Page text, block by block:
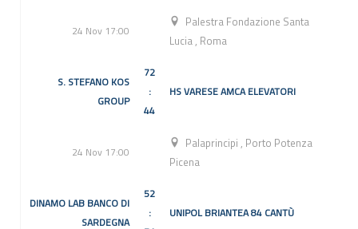
24 Nov 17:00
Palestra Fondazione Santa
Lucia, Roma
S. STEFANO KOS
GROUP
72
:
44
HS VARESE AMCA ELEVATORI
24 Nov 17:00
Palaprincipi, Porto Potenza
Picena
DINAMO LAB BANCO DI
SARDEGNA
52
:
UNIPOL BRIANTEA 84 CANTÙ